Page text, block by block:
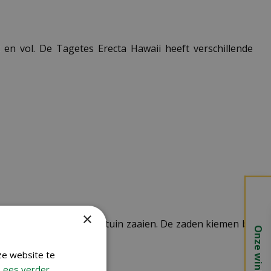
vol. De Tagetes Erecta Hawaii heeft verschillende
mei direct in de tuin zaaien. De zaden kiemen bij
Onze winkels
×
website te